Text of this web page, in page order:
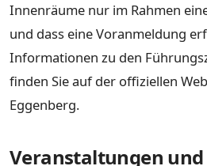
Innenräume nur im Rahmen
und dass eine Voranmeldung
Informationen zu den
finden Sie auf der offiziellen
Eggenberg.
Veranstaltungen